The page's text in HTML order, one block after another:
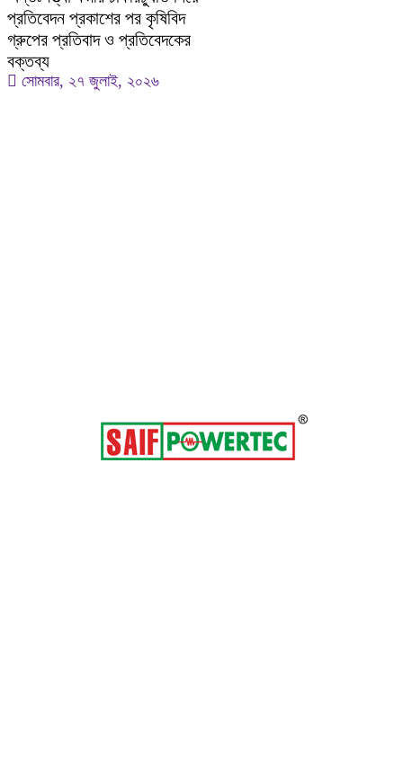
প্রতিবেদন প্রকাশের পর কৃষিবিদ
গ্রুপের প্রতিবাদ ও প্রতিবেদকের
বক্তব্য
সোমবার, ২৭ জুলাই, ২০২৬